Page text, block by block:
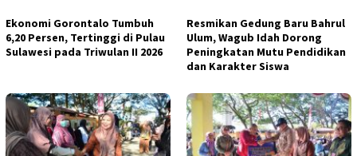
Ekonomi Gorontalo Tumbuh
6,20 Persen, Tertinggi di Pulau
Sulawesi pada Triwulan II 2026
Resmikan Gedung Baru Bahrul
Ulum, Wagub Idah Dorong
Peningkatan Mutu Pendidikan
dan Karakter Siswa